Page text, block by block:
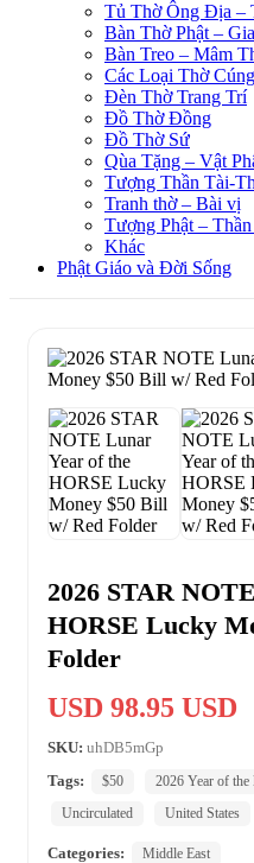
Tủ Thờ Ông Địa –
Bàn Thờ Phật –
Bàn Treo – Mâm
Các Loại Thờ
Đèn Thờ Trang Trí
Đồ Thờ Đồng
Đồ Thờ Sứ
Qùa Tặng – Vật
Tượng Thần Tài-
Tranh thờ – Bài vị
Tượng Phật –
Khác
Phật Giáo và Đời Sống
2026 STAR
HORSE Lucky
Folder
USD 98.95 USD
SKU: uhDB5mGp
Tags:
$50 2026 Year of the
Uncirculated
United States
Categories: Middle East